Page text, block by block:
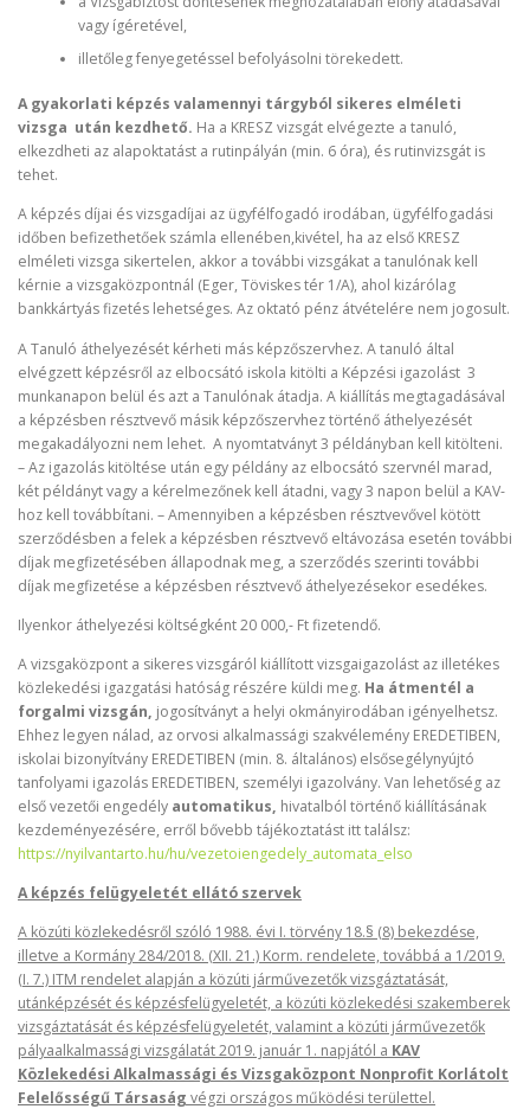
vagy ígéretével,
illetőleg fenyegetéssel befolyásolni törekedett.
A gyakorlati képzés valamennyi tárgyból sikeres elméleti
vizsga után kezdhető. Ha a KRESZ vizsgát elvégezte a tanuló,
elkezdheti az alapoktatást a rutinpályán (min. 6 óra), és rutinvizsgát is
tehet.
A képzés díjai és vizsgadíjai az ügyfélfogadó irodában, ügyfélfogadási
időben befizethetőek számla ellenében,kivétel, ha az első KRESZ
elméleti vizsga sikertelen, akkor a további vizsgákat a tanulónak kell
kérnie a vizsgaközpontnál (Eger, Töviskes tér 1/A), ahol kizárólag
bankkártyás fizetés lehetséges. Az oktató pénz átvételére nem jogosult.
A Tanuló áthelyezését kérheti más képzőszervhez. A tanuló által
elvégzett képzésről az elbocsátó iskola kitölti a Képzési igazolást 3
munkanapon belül és azt a Tanulónak átadja. A kiállítás megtagadásával
a képzésben résztvevő másik képzőszervhez történő áthelyezését
megakadályozni nem lehet. A nyomtatványt 3 példányban kell kitölteni.
– Az igazolás kitöltése után egy példány az elbocsátó szervnél marad,
két példányt vagy a kérelmezőnek kell átadni, vagy 3 napon belül a KAV-
hoz kell továbbítani. – Amennyiben a képzésben résztvevővel kötött
szerződésben a felek a képzésben résztvevő eltávozása esetén további
díjak megfizetésében állapodnak meg, a szerződés szerinti további
díjak megfizetése a képzésben résztvevő áthelyezésekor esedékes.
Ilyenkor áthelyezési költségként 20 000,- Ft fizetendő.
A vizsgaközpont a sikeres vizsgáról kiállított vizsgaigazolást az illetékes
közlekedési igazgatási hatóság részére küldi meg. Ha átmentél a
forgalmi vizsgán, jogosítványt a helyi okmányirodában igényelhetsz.
Ehhez legyen nálad, az orvosi alkalmassági szakvélemény EREDETIBEN,
iskolai bizonyítvány EREDETIBEN (min. 8. általános) elsősegélynyújtó
tanfolyami igazolás EREDETIBEN, személyi igazolvány. Van lehetőség az
első vezetői engedély automatikus, hivatalból történő kiállításának
kezdeményezésére, erről bővebb tájékoztatást itt találsz:
https://nyilvantarto.hu/hu/vezetoiengedely_automata_elso
A képzés felügyeletét ellátó szervek
A közúti közlekedésről szóló 1988. évi I. törvény 18.§ (8) bekezdése,
illetve a Kormány 284/2018. (XII. 21.) Korm. rendelete, továbbá a 1/2019.
(I. 7.) ITM rendelet alapján a közúti járművezetők vizsgáztatását,
utánképzését és képzésfelügyeletét, a közúti közlekedési szakemberek
vizsgáztatását és képzésfelügyeletét, valamint a közúti járművezetők
pályaalkalmassági vizsgálatát 2019. január 1. napjától a KAV
Közlekedési Alkalmassági és Vizsgaközpont Nonprofit Korlátolt
Felelősségű Társaság végzi országos működési területtel.